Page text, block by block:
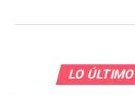
LO ÚLTIMO